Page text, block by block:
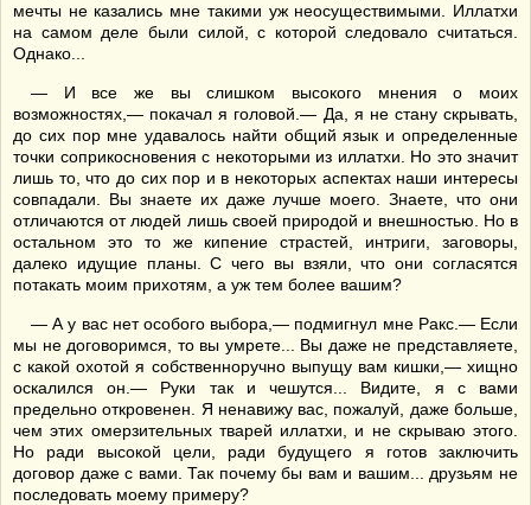
мечты не казались мне такими уж неосуществимыми. Иллатхи
на самом деле были силой, с которой следовало считаться.
Однако...
— И все же вы слишком высокого мнения о моих
возможностях,— покачал я головой.— Да, я не стану скрывать,
до сих пор мне удавалось найти общий язык и определенные
точки соприкосновения с некоторыми из иллатхи. Но это значит
лишь то, что до сих пор и в некоторых аспектах наши интересы
совпадали. Вы знаете их даже лучше моего. Знаете, что они
отличаются от людей лишь своей природой и внешностью. Но в
остальном это то же кипение страстей, интриги, заговоры,
далеко идущие планы. С чего вы взяли, что они согласятся
потакать моим прихотям, а уж тем более вашим?
— А у вас нет особого выбора,— подмигнул мне Ракс.— Если
мы не договоримся, то вы умрете... Вы даже не представляете,
с какой охотой я собственноручно выпущу вам кишки,— хищно
оскалился он.— Руки так и чешутся... Видите, я с вами
предельно откровенен. Я ненавижу вас, пожалуй, даже больше,
чем этих омерзительных тварей иллатхи, и не скрываю этого.
Но ради высокой цели, ради будущего я готов заключить
договор даже с вами. Так почему бы вам и вашим... друзьям не
последовать моему примеру?